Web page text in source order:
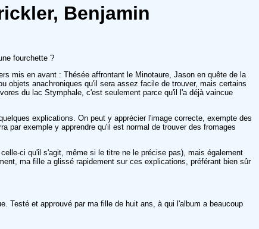
Benjamin
fourchette ?
mis en avant : Thésée affrontant le Minotaure, Jason en quête de la
objets anachroniques qu'il sera assez facile de trouver, mais certains
du lac Stymphale, c'est seulement parce qu'il l'a déjà vaincue
explications. On peut y apprécier l'image correcte, exempte des
par exemple y apprendre qu'il est normal de trouver des fromages
ci qu'il s'agit, même si le titre ne le précise pas), mais également
ma fille a glissé rapidement sur ces explications, préférant bien sûr
Testé et approuvé par ma fille de huit ans, à qui l'album a beaucoup